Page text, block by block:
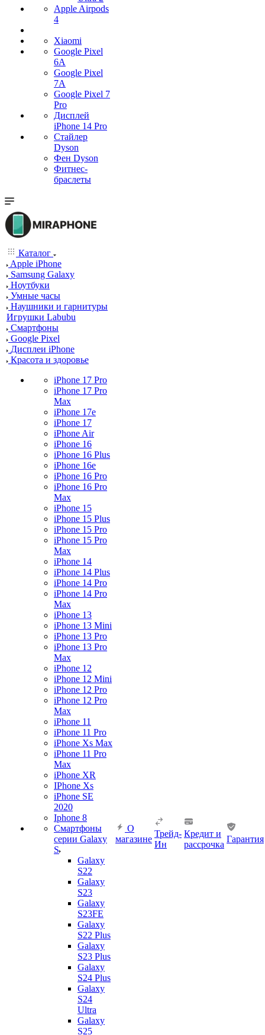
Apple Airpods
4
Xiaomi
Google Pixel
6A
Google Pixel
7А
Google Pixel 7
Pro
Дисплей
iPhone 14 Pro
Стайлер
Dyson
Фен Dyson
Фитнес-
браслеты
Каталог
Apple iPhone
Samsung Galaxy
Ноутбуки
Умные часы
Наушники и гарнитуры
Игрушки Labubu
Смартфоны
Google Pixel
Дисплеи iPhone
Красота и здоровье
iPhone 17 Pro
iPhone 17 Pro
Max
iPhone 17e
iPhone 17
iPhone Air
iPhone 16
iPhone 16 Plus
iPhone 16e
iPhone 16 Pro
iPhone 16 Pro
Max
iPhone 15
iPhone 15 Plus
iPhone 15 Pro
iPhone 15 Pro
Max
iPhone 14
iPhone 14 Plus
iPhone 14 Pro
iPhone 14 Pro
Max
iPhone 13
iPhone 13 Mini
iPhone 13 Pro
iPhone 13 Pro
Max
iPhone 12
iPhone 12 Mini
iPhone 12 Pro
iPhone 12 Pro
Max
iPhone 11
iPhone 11 Pro
iPhone Xs Max
iPhone 11 Pro
Max
iPhone XR
IPhone Xs
iPhone SE
2020
Iphone 8
Смартфоны
серии Galaxy
S
Galaxy
S22
Galaxy
S23
Galaxy
S23FE
Galaxy
S22 Plus
Galaxy
S23 Plus
Galaxy
S24 Plus
Galaxy
S24
Ultra
Galaxy
S25
О
магазине
Трейд-
Ин
Кредит и
рассрочка
Гарантия